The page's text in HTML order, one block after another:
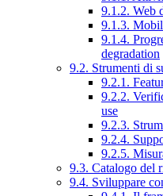
9.1.2. Web
9.1.3.
9.1.4.
degradation
9.2. Strumenti di
9.2.1.
9.2.2.
use
9.2.3.
9.2.4.
9.2.5.
9.3. Catalogo del
9.4. Sviluppare